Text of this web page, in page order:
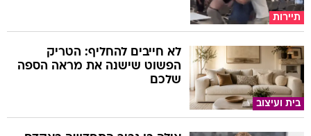
תיירות
בית ועיצוב
לא חייבים להחליף: הטריק
הפשוט שישנה את מראה הספה
שלכם